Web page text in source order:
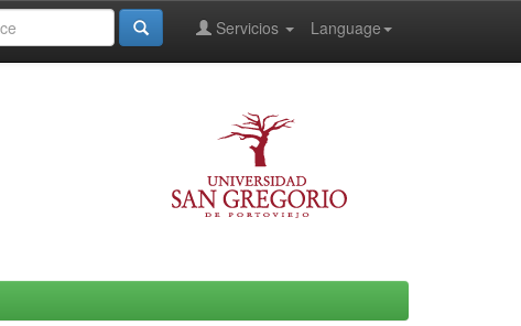
Language
Servicios